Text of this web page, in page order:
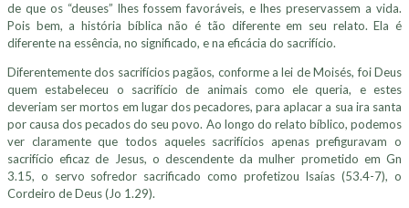
de que os “deuses” lhes fossem favoráveis, e lhes preservassem a vida.
Pois bem, a história bíblica não é tão diferente em seu relato. Ela é
diferente na essência, no significado, e na eficácia do sacrifício.
Diferentemente dos sacrifícios pagãos, conforme a lei de Moisés, foi Deus
quem estabeleceu o sacrifício de animais como ele queria, e estes
deveriam ser mortos em lugar dos pecadores, para aplacar a sua ira santa
por causa dos pecados do seu povo. Ao longo do relato bíblico, podemos
ver claramente que todos aqueles sacrifícios apenas prefiguravam o
sacrifício eficaz de Jesus, o descendente da mulher prometido em Gn
3.15, o servo sofredor sacrificado como profetizou Isaías (53.4-7), o
Cordeiro de Deus (Jo 1.29).